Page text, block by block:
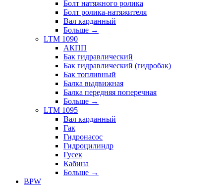
Болт натяжного ролика
Болт ролика-натяжителя
Вал карданный
Больше →
LTM 1090
АКПП
Бак гидравлический
Бак гидравлический (гидробак)
Бак топливный
Балка выдвижная
Балка передняя поперечная
Больше →
LTM 1095
Вал карданный
Гак
Гидронасос
Гидроцилиндр
Гусек
Кабина
Больше →
BPW